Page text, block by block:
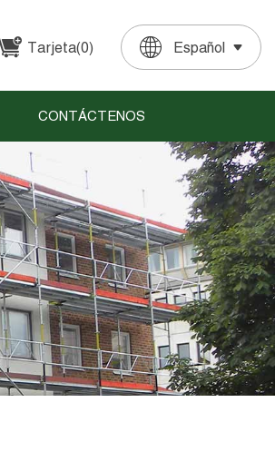
Tarjeta(0) Español
English
Français
Deutsch
Español
Português
CONTÁCTENOS